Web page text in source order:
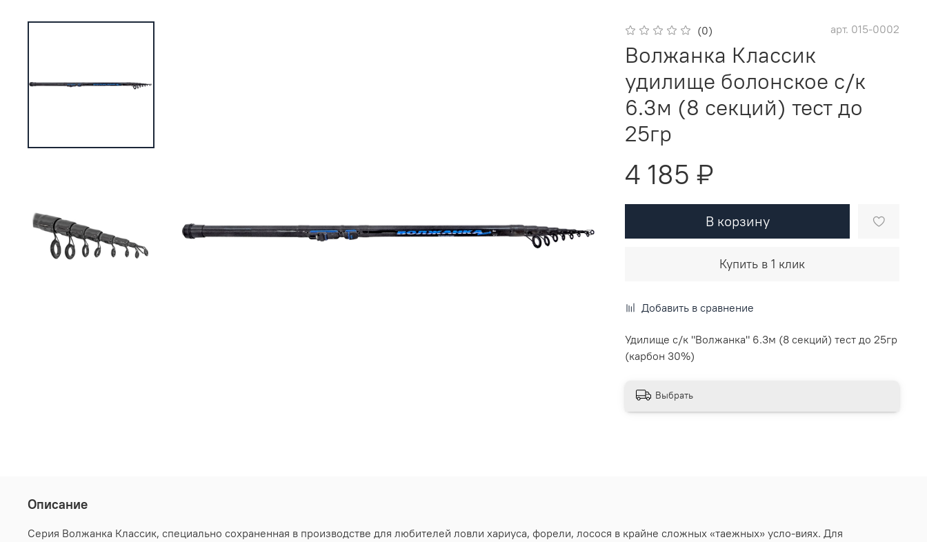
(0) арт. 015-0002
Волжанка Классик
удилище болонское с/к
6.3м (8 секций) тест до
25гр
4 185 ₽
В корзину
Купить в 1 клик
Добавить в сравнение
Удилище с/к "Волжанка" 6.3м (8 секций) тест до 25гр
(карбон 30%)
Выбрать
Описание
Серия Волжанка Классик, специально сохраненная в производстве для любителей ловли хариуса, форели, лосося в крайне сложных «таежных» усло-виях. Для